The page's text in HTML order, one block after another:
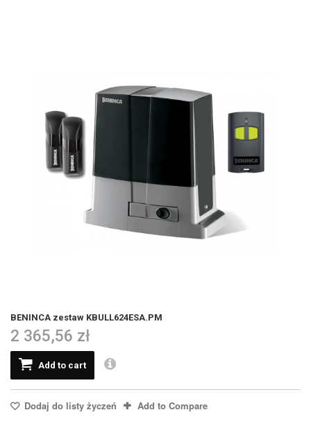
BENINCA zestaw KBULL624ESA.PM
2 365,56 zł
Add to cart
Dodaj do listy życzeń Add to Compare